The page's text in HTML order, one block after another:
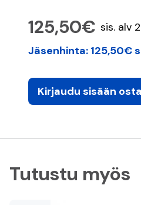
125,50€ sis. alv
Jäsenhinta: 125,50€
Kirjaudu sisään
Tutustu myös